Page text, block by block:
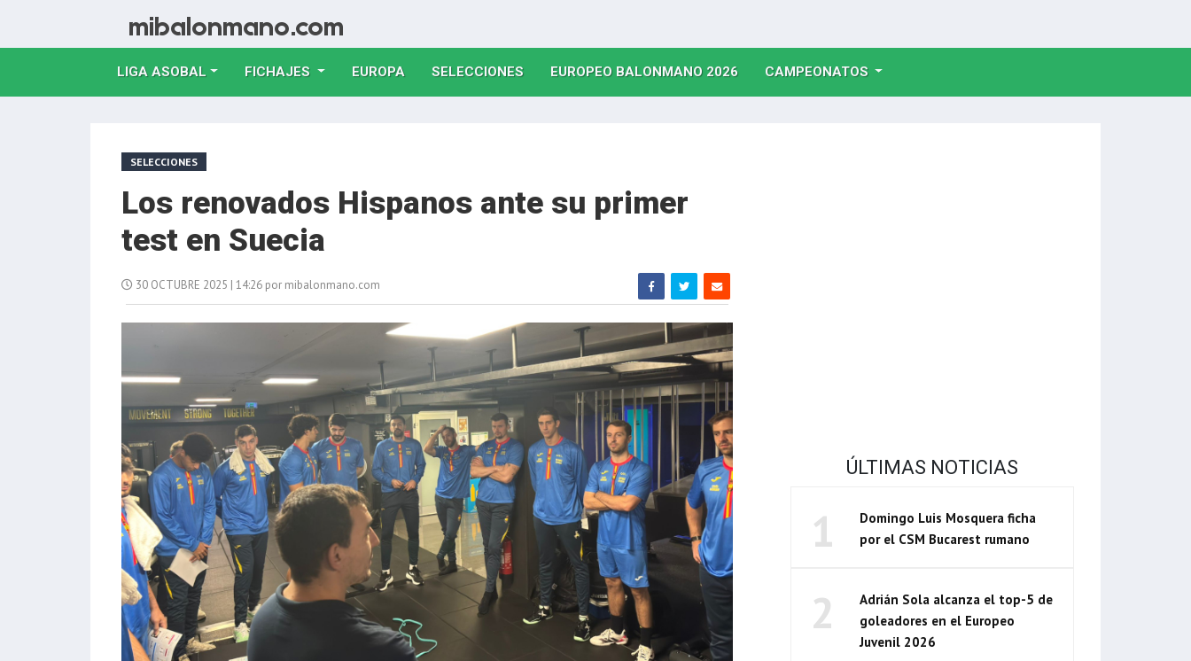
LIGA ASOBAL FICHAJES EUROPA(CURRENT)
SELECCIONES(CURRENT)
EUROPEO BALONMANO 2026(CURRENT)
CAMPEONATOS
SELECCIONES
Los renovados Hispanos ante su primer
test en Suecia
30 OCTUBRE 2025 | 14:26 por mibalonmano.com
ÚLTIMAS NOTICIAS
1
Domingo Luis Mosquera ficha
por el CSM Bucarest rumano
2
Adrián Sola alcanza el top-5 de
goleadores en el Europeo
Juvenil 2026